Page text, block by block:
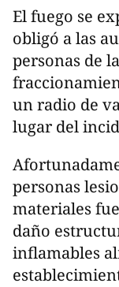
El fuego se
obligó a las
personas de
un radio de
lugar del
personas
materiales
daño
inflamables